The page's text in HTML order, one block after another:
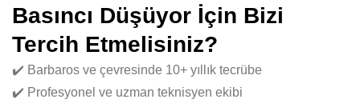
Basıncı Düşüyor İçin Bizi
Tercih Etmelisiniz?
✔️ Barbaros ve çevresinde 10+ yıllık tecrübe
✔️ Profesyonel ve uzman teknisyen ekibi